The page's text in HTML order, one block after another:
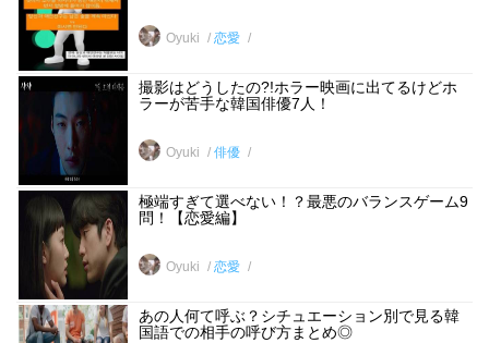
Oyuki 恋愛
撮影はどうしたの?!ホラー映画に出てるけどホ
ラーが苦手な韓国俳優7人！
Oyuki 俳優
極端すぎて選べない！？最悪のバランスゲーム9
問！【恋愛編】
Oyuki 恋愛
あの人何て呼ぶ？シチュエーション別で見る韓
国語での相手の呼び方まとめ◎